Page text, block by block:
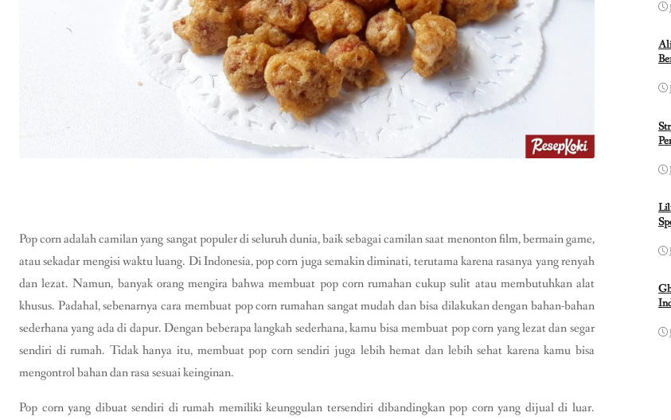
Pop corn adalah camilan yang sangat populer di seluruh dunia, baik sebagai camilan saat menonton film, bermain game,
atau sekadar mengisi waktu luang. Di Indonesia, pop corn juga semakin diminati, terutama karena rasanya yang renyah
dan lezat. Namun, banyak orang mengira bahwa membuat pop corn rumahan cukup sulit atau membutuhkan alat
khusus. Padahal, sebenarnya cara membuat pop corn rumahan sangat mudah dan bisa dilakukan dengan bahan-bahan
sederhana yang ada di dapur. Dengan beberapa langkah sederhana, kamu bisa membuat pop corn yang lezat dan segar
sendiri di rumah. Tidak hanya itu, membuat pop corn sendiri juga lebih hemat dan lebih sehat karena kamu bisa
mengontrol bahan dan rasa sesuai keinginan.
Pop corn yang dibuat sendiri di rumah memiliki keunggulan tersendiri dibandingkan pop corn yang dijual di luar.